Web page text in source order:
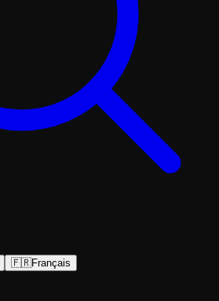
🇫🇷Français